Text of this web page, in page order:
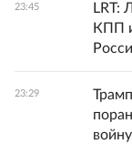
23:45
LRT:
КПП
23:29